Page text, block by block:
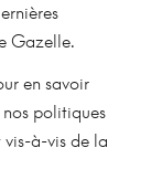
Gazelle.
en savoir
politiques
à-vis de la